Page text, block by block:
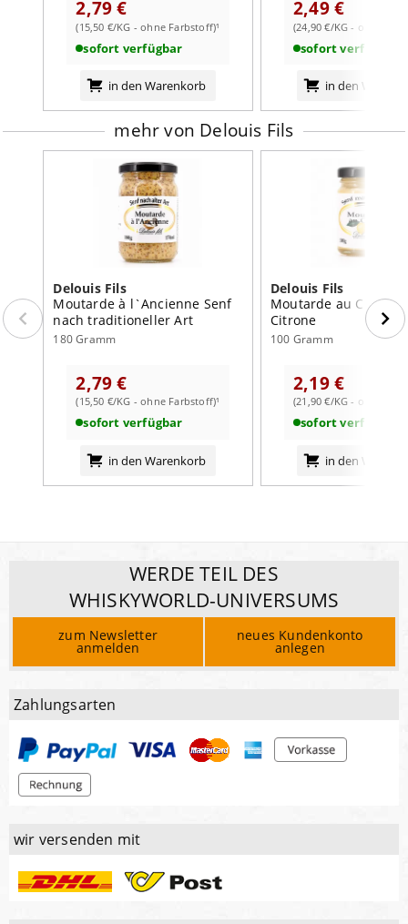
- gesättigte Fettsäuren
0,9g
Kohlenhydrate
3,6g
weiterlesen auf der Markenseite von Delouis Fils
2,79 €
(15,50 €/KG - ohne Farbstoff)¹
sofort verfügbar
in den Warenkorb
2,49 €
(24,90 €/KG - ohne
sofort verfügbar
in den
mehr von Delouis Fils
Delouis Fils
Moutarde à l`Ancienne Senf
nach traditioneller Art
180 Gramm
2,79 €
(15,50 €/KG - ohne Farbstoff)¹
sofort verfügbar
in den Warenkorb
Delouis Fils
Moutarde au Citron
Citrone
100 Gramm
2,19 €
(21,90 €/KG - ohne
sofort verfügbar
in den
WERDE TEIL DES
WHISKYWORLD-UNIVERSUMS
zum Newsletter
anmelden
neues Kundenkonto
anlegen
Zahlungsarten
wir versenden mit